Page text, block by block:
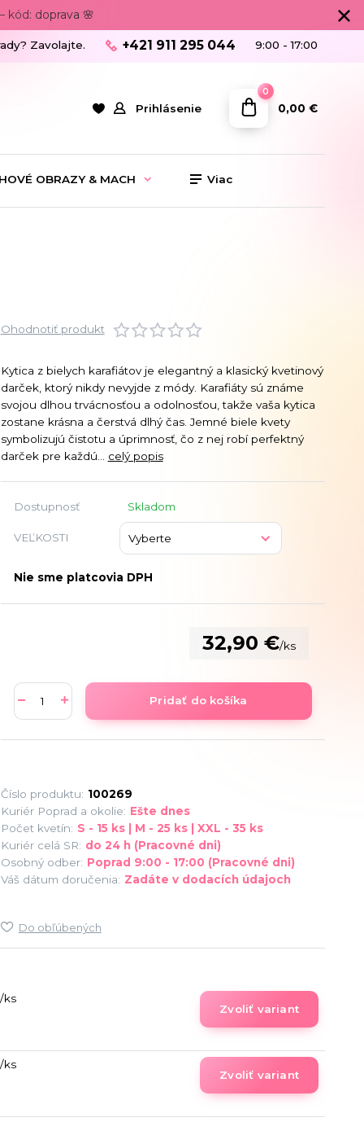
kód: doprava 🌸
Prihlásenie
Zavolajte. +421 911 295 044 9:00 - 17:00
0
0,00 €
OBRAZY & MACH Viac
Ohodnotiť produkt
Kytica z bielych karafiátov je elegantný a klasický kvetinový
darček, ktorý nikdy nevyjde z módy. Karafiáty sú známe
svojou dlhou trvácnosťou a odolnosťou, takže vaša kytica
zostane krásna a čerstvá dlhý čas. Jemné biele kvety
symbolizujú čistotu a úprimnosť, čo z nej robí perfektný
darček pre každú... celý popis
Dostupnosť Skladom
VEĽKOSTI
Nie sme platcovia DPH
32,90 €/ks
Pridať do košíka
Číslo produktu: 100269
Kuriér Poprad a okolie: Ešte dnes
Počet kvetín: S - 15 ks | M - 25 ks | XXL - 35 ks
Kuriér celá SR: do 24 h (Pracovné dni)
Osobný odber: Poprad 9:00 - 17:00 (Pracovné dni)
Váš dátum doručenia: Zadáte v dodacích údajoch
Do obľúbených
/ks
Zvoliť variant
/ks
Zvoliť variant